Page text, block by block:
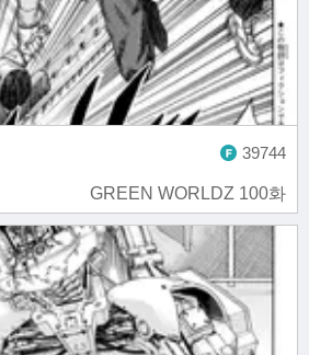
GREEN WORLDZ 100화
39744